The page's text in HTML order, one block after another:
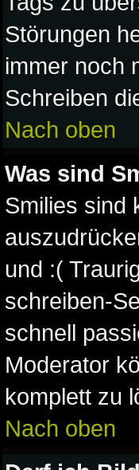
Störungen
immer noch
Schreiben
Nach oben
Was sind
Smilies sind
und :(
schreiben-
schnell
Moderator
komplett zu
Nach oben